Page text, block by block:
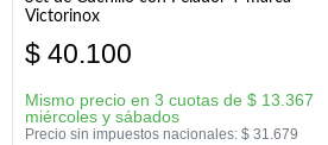
Victorinox
$ 40.100
Mismo precio en 3 cuotas de $ 13.367
miércoles y sábados
Precio sin impuestos nacionales: $ 31.679